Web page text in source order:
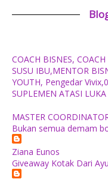
COACH BISNES,
SUSU IBU,MENTOR
YOUTH, Pengedar
SUPLEMEN ATASI
MASTER
Bukan semua demam
Ziana Eunos
Giveaway Kotak Dari